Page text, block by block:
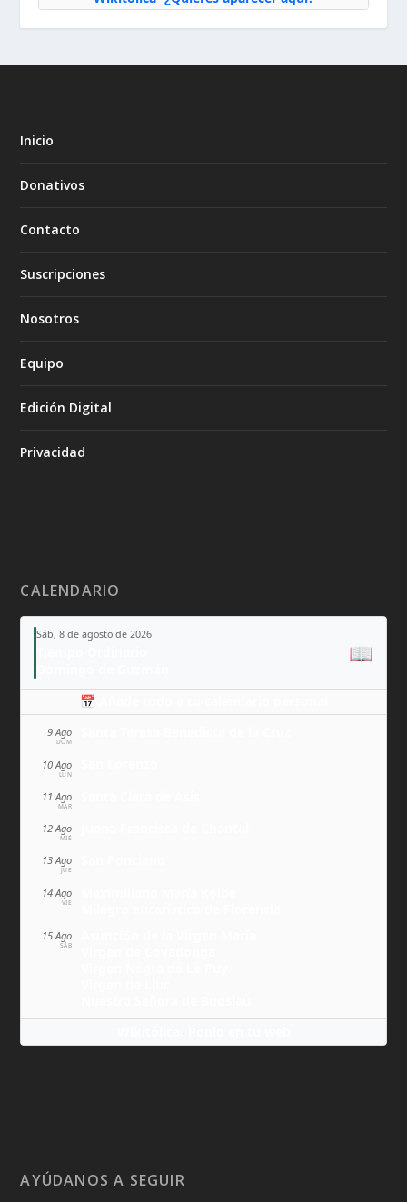
Inicio
Donativos
Contacto
Suscripciones
Nosotros
Equipo
Edición Digital
Privacidad
CALENDARIO
Sáb, 8 de agosto de 2026
📖
📅 Añade todo a tu calendario personal
9 Ago
DOM
10 Ago
LUN
11 Ago
MAR
12 Ago
MIÉ
13 Ago
JUE
14 Ago
VIE
15 Ago
SÁB
·
AYÚDANOS A SEGUIR